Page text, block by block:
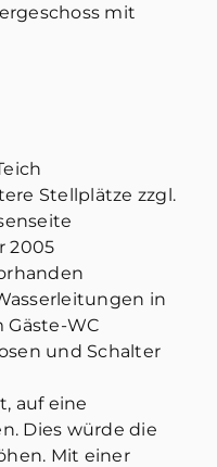
mit
Stellplätze zzgl.
2005
in
WC
und Schalter
auf eine
Dies würde die
Mit einer